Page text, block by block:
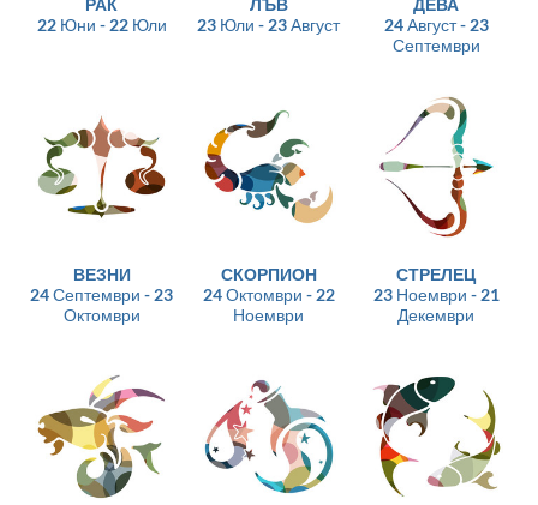
РАК
22 Юни - 22 Юли
ЛЪВ
23 Юли - 23 Август
ДЕВА
24 Август - 23
Септември
ВЕЗНИ
24 Септември - 23
Октомври
СКОРПИОН
24 Октомври - 22
Ноември
СТРЕЛЕЦ
23 Ноември - 21
Декември